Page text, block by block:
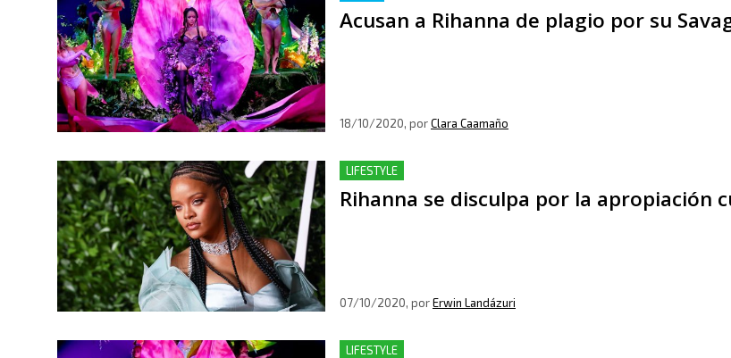
Acusan a Rihanna de plagio por su
18/10/2020, porClara Caamaño
LIFESTYLE
Rihanna se disculpa por la apropiación
07/10/2020, porErwin Landázuri
LIFESTYLE